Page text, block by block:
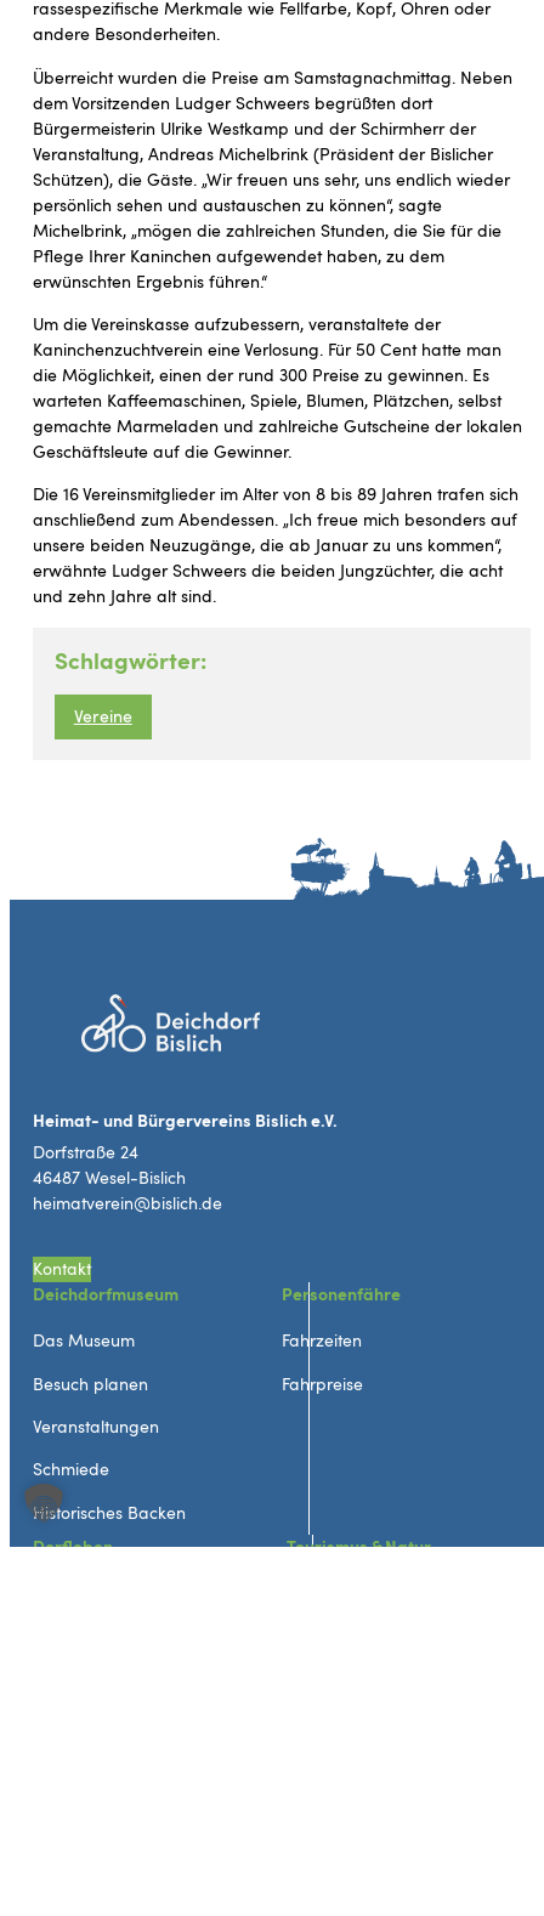
rassespezifische Merkmale wie Fellfarbe, Kopf, Ohren oder
andere Besonderheiten.
Überreicht wurden die Preise am Samstagnachmittag. Neben
dem Vorsitzenden Ludger Schweers begrüßten dort
Bürgermeisterin Ulrike Westkamp und der Schirmherr der
Veranstaltung, Andreas Michelbrink (Präsident der Bislicher
Schützen), die Gäste. „Wir freuen uns sehr, uns endlich wieder
persönlich sehen und austauschen zu können“, sagte
Michelbrink, „mögen die zahlreichen Stunden, die Sie für die
Pflege Ihrer Kaninchen aufgewendet haben, zu dem
erwünschten Ergebnis führen.“
Um die Vereinskasse aufzubessern, veranstaltete der
Kaninchenzuchtverein eine Verlosung. Für 50 Cent hatte man
die Möglichkeit, einen der rund 300 Preise zu gewinnen. Es
warteten Kaffeemaschinen, Spiele, Blumen, Plätzchen, selbst
gemachte Marmeladen und zahlreiche Gutscheine der lokalen
Geschäftsleute auf die Gewinner.
Die 16 Vereinsmitglieder im Alter von 8 bis 89 Jahren trafen sich
anschließend zum Abendessen. „Ich freue mich besonders auf
unsere beiden Neuzugänge, die ab Januar zu uns kommen“,
erwähnte Ludger Schweers die beiden Jungzüchter, die acht
und zehn Jahre alt sind.
Schlagwörter:
Vereine
Heimat- und Bürgervereins Bislich e.V.
Dorfstraße 24
46487 Wesel-Bislich
heimatverein@bislich.de
Kontakt
Deichdorfmuseum
Das Museum
Besuch planen
Veranstaltungen
Schmiede
Historisches Backen
Personenfähre
Fahrzeiten
Fahrpreise
Dorfleben Tourismus & Natur